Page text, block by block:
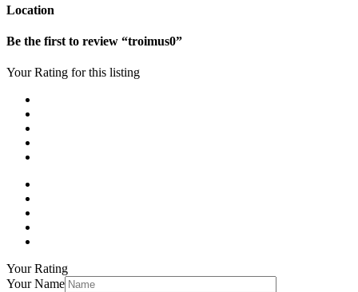
Location
Be the first to review “troimus0”
Your Rating for this listing
Your Rating
Your Name